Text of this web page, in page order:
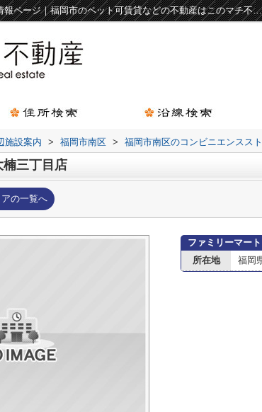
ファミリーマート 福岡大楠三丁目店情報ページ｜福岡市のペット可賃貸などの不動産はこのマチ不動産 箱崎駅前店
施設案内 > 福岡市南区 > 福岡市南区のコンビニエンスス
楠三丁目店
の一覧へ
ファミリーマー
所在地
福岡